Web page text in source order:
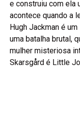
e construiu com ela
acontece quando a
Hugh Jackman é
uma batalha brutal,
mulher misteriosa
Skarsgård é Little